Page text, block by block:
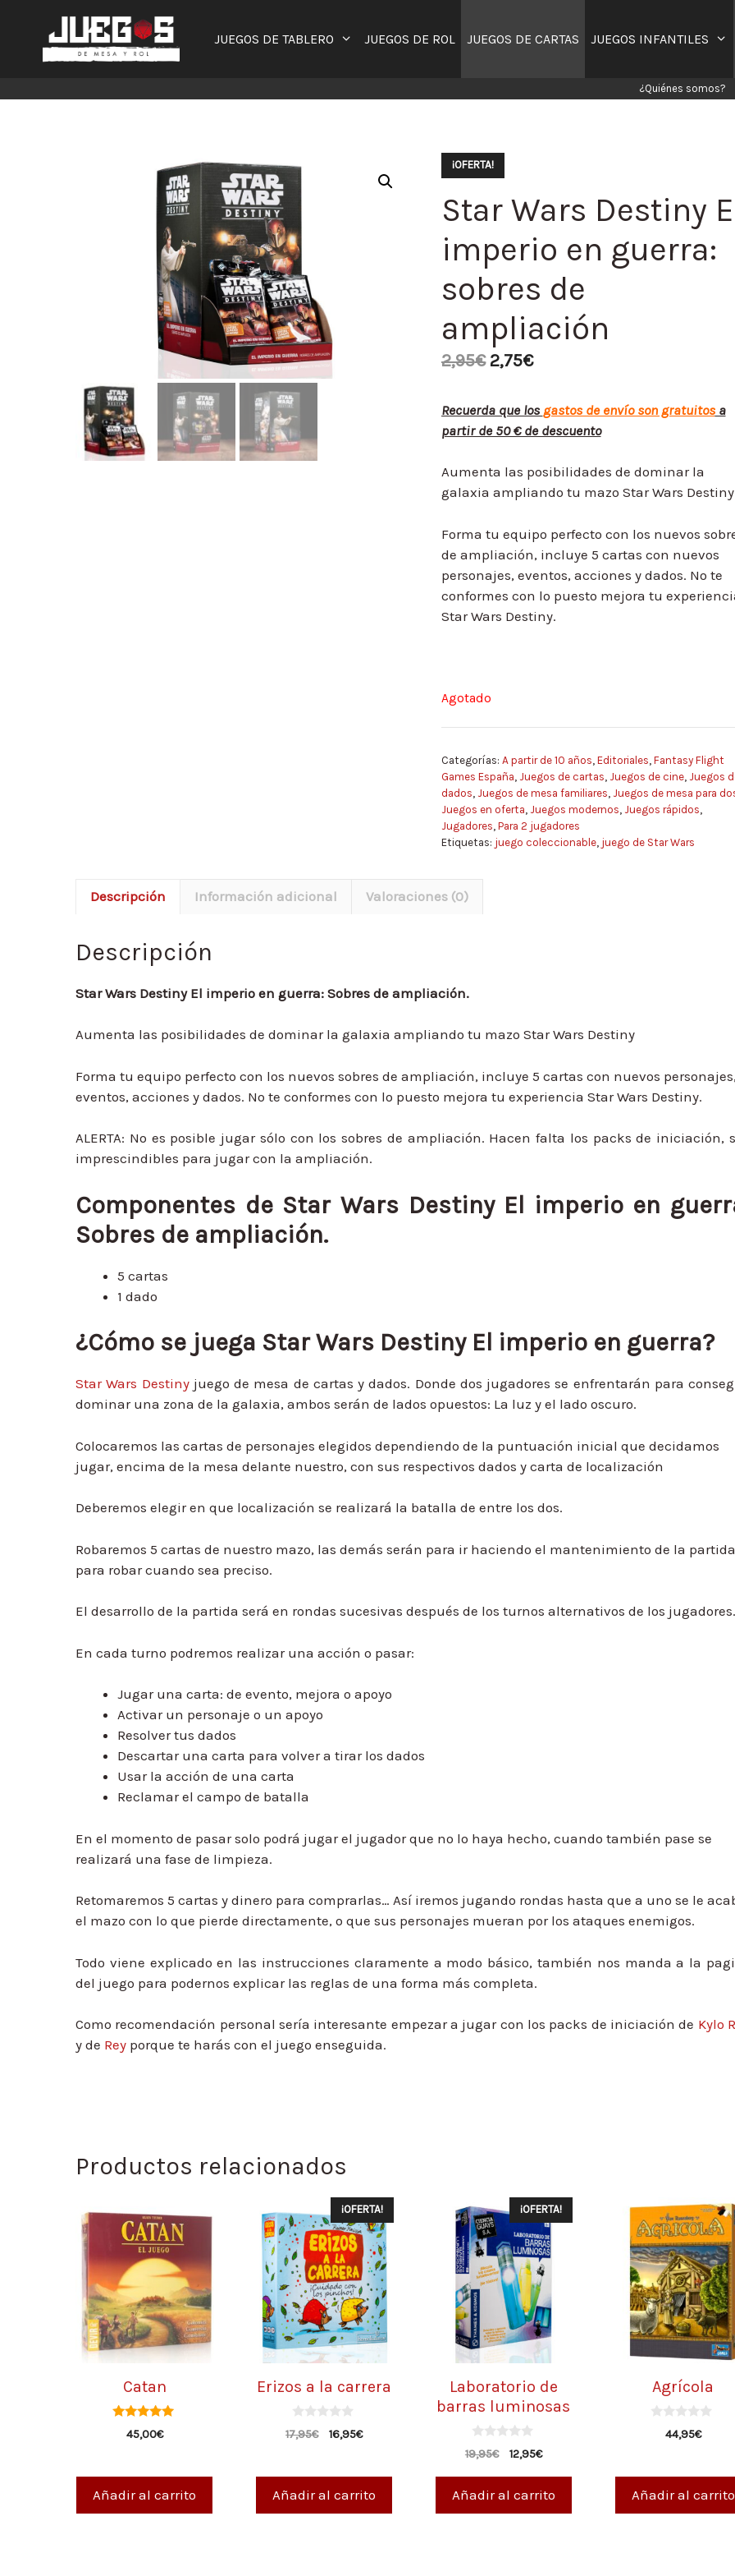
contenido
JUEGOS DE TABLERO JUEGOS DE ROL JUEGOS DE CARTAS JUEGOS INFANTILES
¿Quiénes somos?
¡OFERTA!
Star Wars Destiny
imperio en guerra:
sobres de
ampliación
2,95€ 2,75€
Recuerda que los gastos de envío son gratuitosa
partir de 50 € de descuento
Aumenta las posibilidades de dominar la
galaxia ampliando tu mazo Star Wars Destiny
Forma tu equipo perfecto con los nuevos
de ampliación, incluye 5 cartas con nuevos
personajes, eventos, acciones y dados. No te
conformes con lo puesto mejora tu
Star Wars Destiny.
Agotado
Categorías: A partir de 10 años, Editoriales, Fantasy Flight
Games España, Juegos de cartas, Juegos de cine, Juegos
dados, Juegos de mesa familiares, Juegos de mesa para
Juegos en oferta, Juegos modernos, Juegos rápidos,
Jugadores, Para 2 jugadores
Etiquetas: juego coleccionable, juego de Star Wars
Descripción Información adicional Valoraciones (0)
Descripción
Star Wars Destiny El imperio en guerra: Sobres de ampliación.
Aumenta las posibilidades de dominar la galaxia ampliando tu mazo Star Wars Destiny
Forma tu equipo perfecto con los nuevos sobres de ampliación, incluye 5 cartas con nuevos
eventos, acciones y dados. No te conformes con lo puesto mejora tu experiencia Star Wars Destiny.
ALERTA: No es posible jugar sólo con los sobres de ampliación. Hacen falta los packs de iniciación,
imprescindibles para jugar con la ampliación.
Componentes de Star Wars Destiny El imperio en
Sobres de ampliación.
5 cartas
1 dado
¿Cómo se juega Star Wars Destiny El imperio en guerra?
Star Wars Destinyjuego de mesa de cartas y dados. Donde dos jugadores se enfrentarán para
dominar una zona de la galaxia, ambos serán de lados opuestos: La luz y el lado oscuro.
Colocaremos las cartas de personajes elegidos dependiendo de la puntuación inicial que decidamos
jugar, encima de la mesa delante nuestro, con sus respectivos dados y carta de localización
Deberemos elegir en que localización se realizará la batalla de entre los dos.
Robaremos 5 cartas de nuestro mazo, las demás serán para ir haciendo el mantenimiento de la
para robar cuando sea preciso.
El desarrollo de la partida será en rondas sucesivas después de los turnos alternativos de los jugadores.
En cada turno podremos realizar una acción o pasar:
Jugar una carta: de evento, mejora o apoyo
Activar un personaje o un apoyo
Resolver tus dados
Descartar una carta para volver a tirar los dados
Usar la acción de una carta
Reclamar el campo de batalla
En el momento de pasar solo podrá jugar el jugador que no lo haya hecho, cuando también pase se
realizará una fase de limpieza.
Retomaremos 5 cartas y dinero para comprarlas… Así iremos jugando rondas hasta que a uno se le
el mazo con lo que pierde directamente, o que sus personajes mueran por los ataques enemigos.
Todo viene explicado en las instrucciones claramente a modo básico, también nos manda a la
del juego para podernos explicar las reglas de una forma más completa.
Como recomendación personal sería interesante empezar a jugar con los packs de iniciación de Kylo
y de Rey porque te harás con el juego enseguida.
Productos relacionados
Catan
5.00
de 5
45,00€
Añadir al carrito
¡OFERTA!
Erizos a la carrera
0
d
17,95€ 16,95€
Añadir al carrito
¡OFERTA!
Laboratorio de
barras luminosas
0
d
19,95€ 12,95€
Añadir al carrito
Agrícola
44,95€
Añadir al carrito